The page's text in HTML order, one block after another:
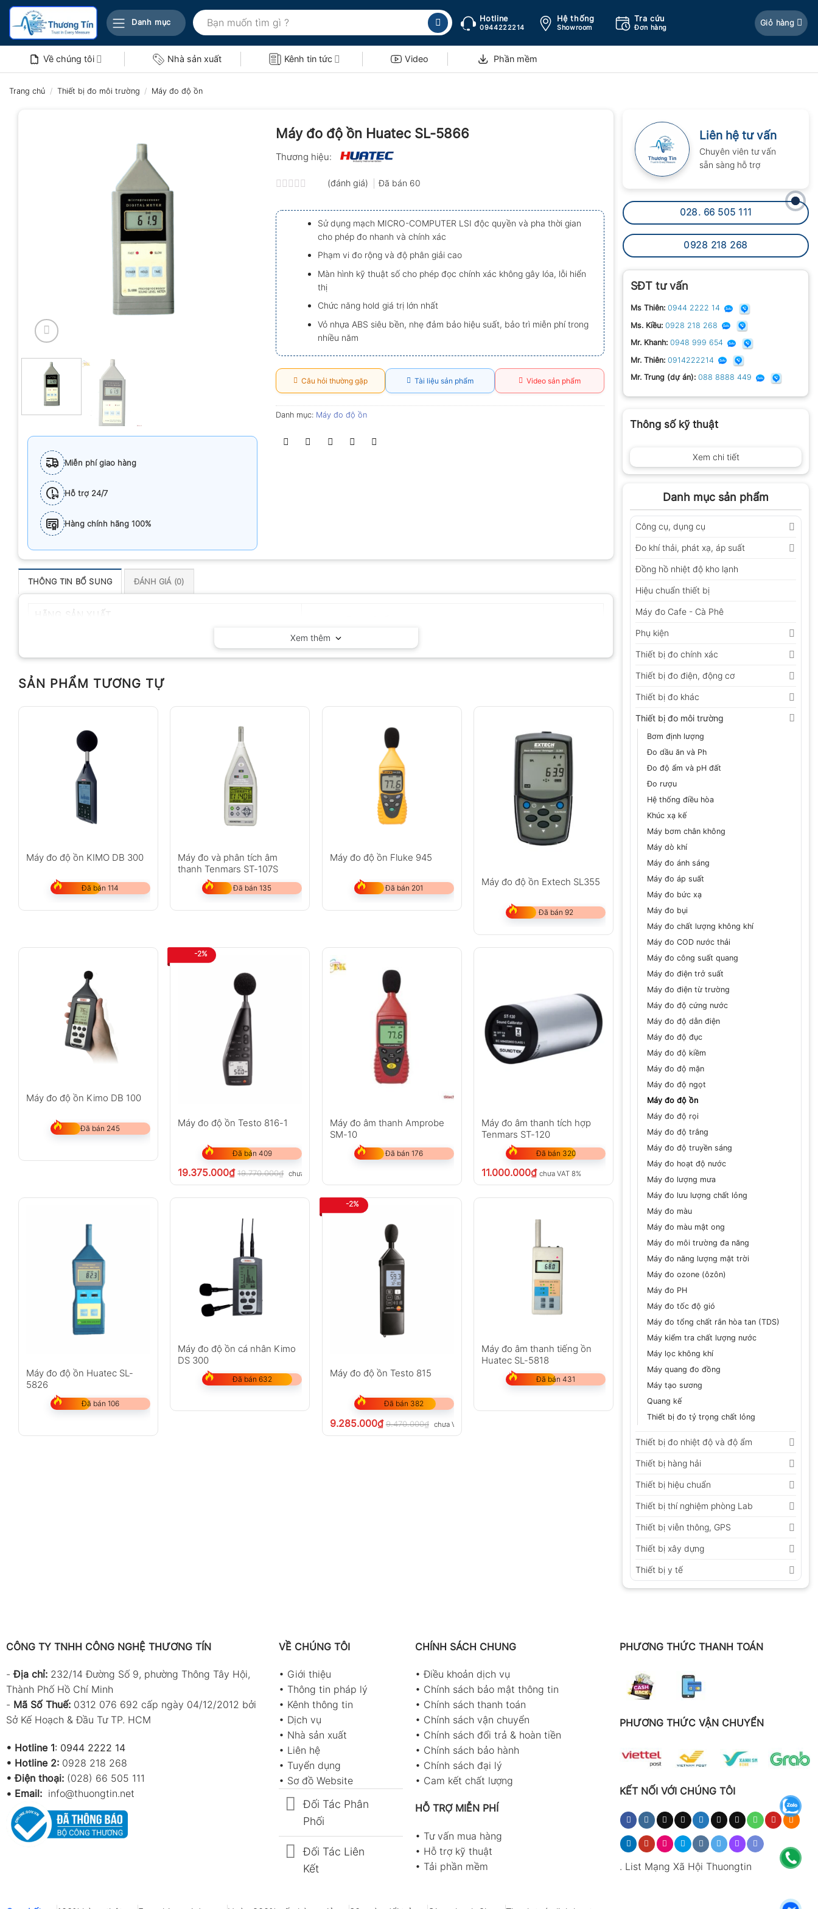
Bỏ
nội
Danh mục
Tìm
kiếm:
Hotline
0944222214
Hệ thống
Showroom
Tra cứu
Đơn hàng
Giỏ hàng
Về chúng tôi Nhà sản xuất Kênh tin tức Video Phần mềm
Trang chủ / Thiết bị đo môi trường / Máy đo độ ồn
Liên hệ tư vấn
Chuyên viên tư vấn
sẵn sàng hỗ trợ
028. 66 505 111
0928 218 268
SĐT tư vấn
Ms Thiên: 0944 2222 14
Ms. Kiều: 0928 218 268
Mr. Khanh: 0948 999 654
Mr. Thiên: 0914222214
Mr. Trung (dự án): 088 8888 449
Thông số kỹ thuật
Xem chi tiết
Danh mục sản phẩm
Công cụ, dụng cụ
Đo khí thải, phát xạ, áp suất
Đồng hồ nhiệt độ kho lạnh
Hiệu chuẩn thiết bị
Máy đo Cafe - Cà Phê
Phụ kiện
Thiết bị đo chính xác
Thiết bị đo điện, động cơ
Thiết bị đo khác
Thiết bị đo môi trường
Bơm định lượng
Đo dầu ăn và Ph
Đo độ ẩm và pH đất
Đo rượu
Hệ thống điều hòa
Khúc xạ kế
Máy bơm chân không
Máy dò khí
Máy đo ánh sáng
Máy đo áp suất
Máy đo bức xạ
Máy đo bụi
Máy đo chất lượng không khí
Máy đo COD nước thải
Máy đo công suất quang
Máy đo điện trở suất
Máy đo điện từ trường
Máy đo độ cứng nước
Máy đo độ dẫn điện
Máy đo độ đục
Máy đo độ kiềm
Máy đo độ mặn
Máy đo độ ngọt
Máy đo độ ồn
Máy đo độ rọi
Máy đo độ trắng
Máy đo độ truyền sáng
Máy đo hoạt độ nước
Máy đo lượng mưa
Máy đo lưu lượng chất lỏng
Máy đo màu
Máy đo màu mật ong
Máy đo môi trường đa năng
Máy đo năng lượng mặt trời
Máy đo ozone (ôzôn)
Máy đo PH
Máy đo tốc độ gió
Máy đo tổng chất rắn hòa tan (TDS)
Máy kiểm tra chất lượng nước
Máy lọc không khí
Máy quang đo đồng
Máy tạo sương
Quang kế
Thiết bị đo tỷ trọng chất lỏng
Thiết bị đo nhiệt độ và độ ẩm
Thiết bị hàng hải
Thiết bị hiệu chuẩn
Thiết bị thí nghiệm phòng Lab
Thiết bị viễn thông, GPS
Thiết bị xây dựng
Thiết bị y tế
Miễn phí giao hàng
Hỗ trợ 24/7
Hàng chính hãng 100%
Máy đo độ ồn Huatec SL-5866
Thương hiệu:
xếp
hạng
0.0
5
sao
(đánh giá) Đã bán 60
Sử dụng mạch MICRO-COMPUTER LSI độc quyền và pha thời gian
cho phép đo nhanh và chính xác
Phạm vi đo rộng và độ phân giải cao
Màn hình kỹ thuật số cho phép đọc chính xác không gây lóa, lỗi hiển
thị
Chức năng hold giá trị lớn nhất
Vỏ nhựa ABS siêu bền, nhẹ đảm bảo hiệu suất, bảo trì miễn phí trong
nhiều năm
Câu hỏi thường gặp Tài liệu sản phẩm Video sản phẩm
Danh mục: Máy đo độ ồn
THÔNG TIN BỔ SUNG ĐÁNH GIÁ (0)
Xem thêm
SẢN PHẨM TƯƠNG TỰ
Máy đo độ ồn KIMO DB 300
Đã bán 114
Máy đo và phân tích âm
thanh Tenmars ST-107S
Đã bán 135
Máy đo độ ồn Fluke 945
Đã bán 201
Máy đo độ ồn Extech SL355
Đã bán 92
Máy đo độ ồn Kimo DB 100
Đã bán 245
-2%
Máy đo độ ồn Testo 816-1
Đã bán 409
19.375.000₫ 19.770.000₫ chưa VAT 8%
Máy đo âm thanh Amprobe
SM-10
Đã bán 176
Máy đo âm thanh tích hợp
Tenmars ST-120
Đã bán 320
11.000.000₫ chưa VAT 8%
Máy đo độ ồn Huatec SL-
5826
Đã bán 106
Máy đo độ ồn cá nhân Kimo
DS 300
Đã bán 632
-2%
Máy đo độ ồn Testo 815
Đã bán 382
9.285.000₫ 9.470.000₫ chưa VAT 8%
Máy đo âm thanh tiếng ồn
Huatec SL-5818
Đã bán 431
CÔNG TY TNHH CÔNG NGHỆ THƯƠNG TÍN
-Địa chỉ: 232/14 Đường Số 9, phường Thông Tây Hội,
Thành Phố Hồ Chí Minh
- Mã Số Thuế: 0312 076 692 cấp ngày 04/12/2012 bởi
Sở Kế Hoạch & Đầu Tư TP. HCM
• Hotline 1: 0944 2222 14
• Hotline 2: 0928 218 268
• Điện thoại: (028) 66 505 111
• Email: info@thuongtin.net
VỀ CHÚNG TÔI
• Giới thiệu
• Thông tin pháp lý
• Kênh thông tin
• Dịch vụ
• Nhà sản xuất
• Liên hệ
• Tuyển dụng
• Sơ đồ Website
Đối Tác Phân
Phối
Đối Tác Liên
Kết
CHÍNH SÁCH CHUNG
•Điều khoản dịch vụ
• Chính sách bảo mật thông tin
• Chính sách thanh toán
• Chính sách vận chuyển
• Chính sách đổi trả & hoàn tiền
• Chính sách bảo hành
• Chính sách đại lý
• Cam kết chất lượng
HỖ TRỢ MIỄN PHÍ
• Tư vấn mua hàng
• Hỗ trợ kỹ thuật
• Tải phần mềm
PHƯƠNG THỨC THANH TOÁN
PHƯƠNG THỨC VẬN CHUYỂN
KẾT NỐI VỚI CHÚNG TÔI
. List Mạng Xã Hội Thuongtin